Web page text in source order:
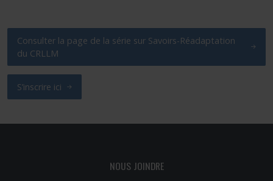
Consulter la page de la série sur Savoirs-Réadaptation
du CRLLM
S’inscrire ici
NOUS JOINDRE